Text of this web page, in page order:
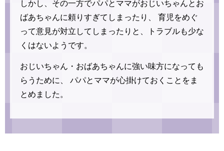
しかし、その一方でパパとママがおじいちゃんとお
ばあちゃんに頼りすぎてしまったり、
育児をめぐ
って意見が対立してしまったりと、トラブルも少な
くはないようです。
おじいちゃん・おばあちゃんに強い味方になっても
らうために、
パパとママが心掛けておくことをま
とめました。